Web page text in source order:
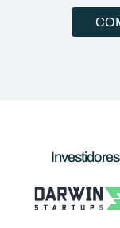
Investidores